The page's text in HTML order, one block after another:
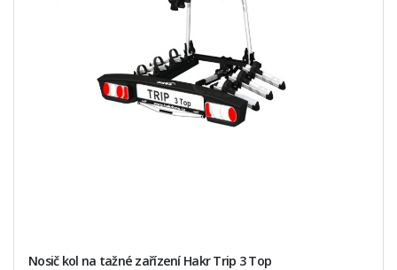
Nosič kol na tažné zařízení Hakr Trip 3 Top